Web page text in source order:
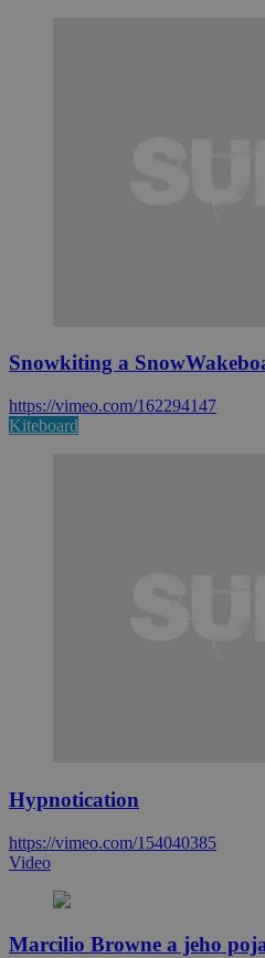
Snowkiting a
https://vimeo.com/162294147
Kiteboard
Hypnotication
https://vimeo.com/154040385
Video
​Marcilio Browne a jeho